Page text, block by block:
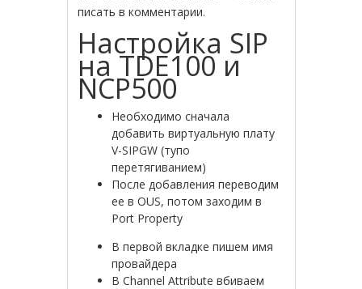
писать в комментарии.
Настройка SIP
на TDE100 и
NCP500
Необходимо сначала
добавить виртуальную плату
V-SIPGW (тупо
перетягиванием)
После добавления переводим
ее в OUS, потом заходим в
Port Property
В первой вкладке пишем имя
провайдера
В Сhannel Attribute вбиваем